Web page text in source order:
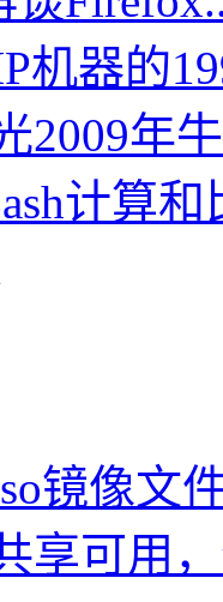
机器的
2009年
计算和
镜像文
享可用